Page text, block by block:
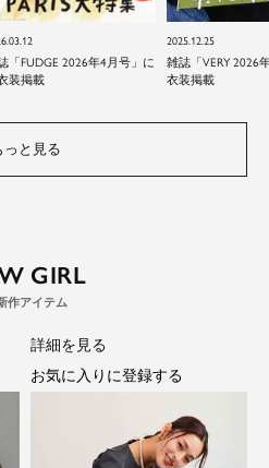
っと見る
「FUDGE 2026年4月号」に
装掲載
2025.12.25
雑誌「VERY 2026
衣装掲載
GIRL
詳細を見る
お気に入りに登録する